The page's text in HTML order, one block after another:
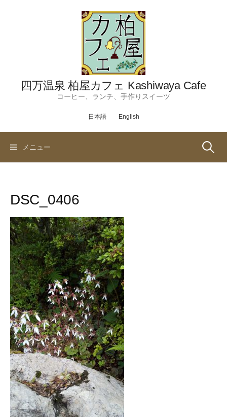
四万温泉 柏屋カフェ Kashiwaya Cafe
コーヒー、ランチ、手作りスイーツ
日本語 English
メニュー 検
DSC_0406